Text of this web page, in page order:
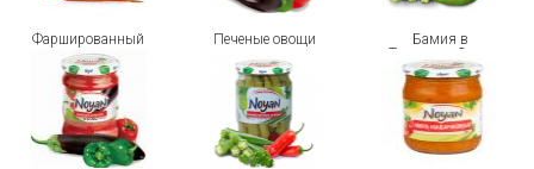
Фаршированный
перец
Печеные овощи
Бамия в
Томатном Соусе